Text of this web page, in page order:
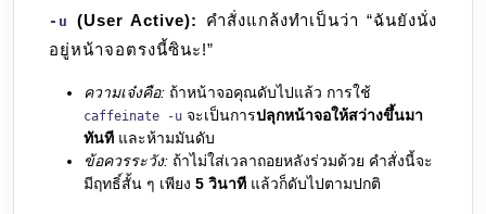
-u (User Active):
คำสั่งแกล้งทำเป็นว่า “ฉันยังนั่ง
อยู่หน้าจอตรงนี้ซินะ!”
ความเจ๋งคือ: ถ้าหน้าจอคุณดับไปแล้ว การใช้
caffeinate -u จะเป็นการปลุกหน้าจอให้สว่างขึ้นมา
ทันที และห้ามมันดับ
ข้อควรระวัง: ถ้าไม่ใส่เวลาถอยหลังร่วมด้วย คำสั่งนี้จะ
มีฤทธิ์สั้น ๆ เพียง 5 วินาที แล้วก็ดับไปตามปกติ